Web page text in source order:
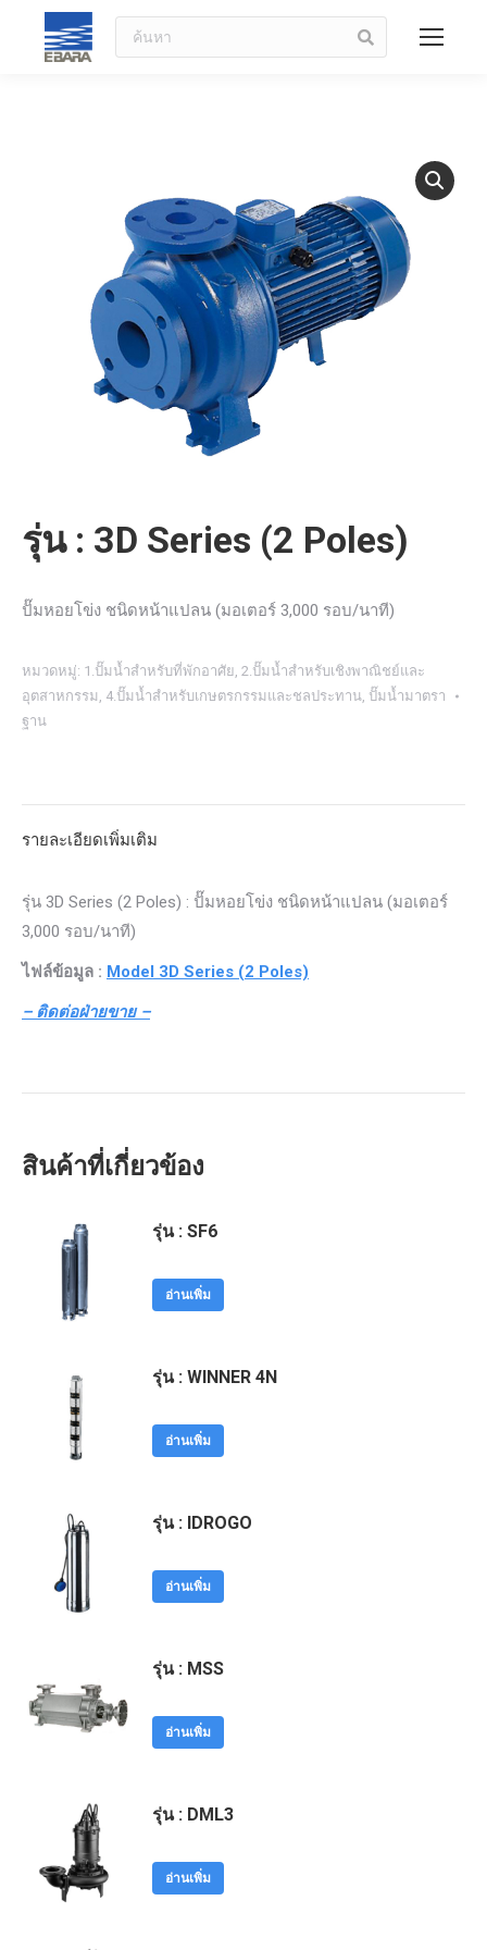
รุ่น : 3D Series (2 Poles)
ปั๊มหอยโข่ง ชนิดหน้าแปลน (มอเตอร์ 3,000 รอบ/นาที)
หมวดหมู่: 1.ปั๊มน้ำสำหรับที่พักอาศัย, 2.ปั๊มน้ำสำหรับเชิงพาณิชย์และ
อุตสาหกรรม , 4.ปั๊มน้ำสำหรับเกษตรกรรมและชลประทาน, ปั๊มน้ำมาตรา
ฐาน
รายละเอียดเพิ่มเติม
รุ่น 3D Series (2 Poles) : ปั๊มหอยโข่ง ชนิดหน้าแปลน (มอเตอร์
3,000 รอบ/นาที)
ไฟล์ข้อมูล : Model 3D Series (2 Poles)
– ติดต่อฝ่ายขาย –
สินค้าที่เกี่ยวข้อง
รุ่น : SF6
อ่านเพิ่ม
รุ่น : WINNER 4N
อ่านเพิ่ม
รุ่น : IDROGO
อ่านเพิ่ม
รุ่น : MSS
อ่านเพิ่ม
รุ่น : DML3
อ่านเพิ่ม